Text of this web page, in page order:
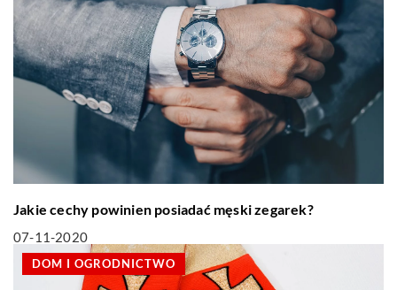
Jakie cechy powinien posiadać męski zegarek?
07-11-2020
DOM I OGRODNICTWO